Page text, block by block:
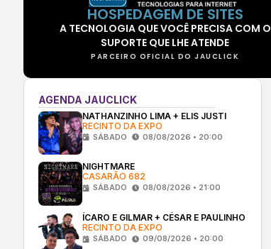
HOSPEDAGEM DE SITES
A TECNOLOGIA QUE VOCÊ PRECISA COM O
SUPORTE QUE LHE ATENDE
PARCEIRO OFICIAL DO JAUCLICK
AGENDA JAUCLICK
NATHANZINHO LIMA + ELIS JUSTI
RECINTO DA EXPO
SÁBADO 08/08/2026 • 20:00
NIGHTMARE
CASARÃO 682
SÁBADO 08/08/2026 • 21:00
ÍCARO E GILMAR + CÉSAR E PAULINHO
RECINTO DA EXPO
SÁBADO 09/08/2026 • 20:00